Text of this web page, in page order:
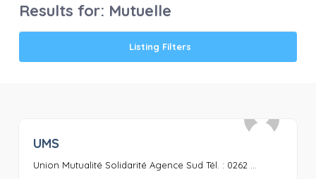
Results for: Mutuelle
Listing Filters
UMS
Union Mutualité Solidarité Agence Sud Tél. : 0262 ...